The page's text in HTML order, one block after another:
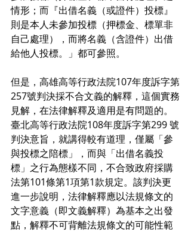
情形；而『出借名義（或證件）投標』
則是本人未參加投標（押標金、標單非
自己處理），而將名義（含證件）出借
給他人投標。」都可參照。
但是，高雄高等行政法院107年度訴字第
257號判決採不合文義的解釋，這個實務
見解，在法律解釋及適用是有問題的。
臺北高等行政法院108年度訴字第299 號
判決意旨，就講得較有道理，僅屬「參
與投標之陪標」，而與「出借名義投
標」之行為態樣不同，不合致政府採購
法第101條第1項第1款規定。該判決更
進一步說明，法律解釋應以法規條文的
文字意義（即文義解釋）為基本之出發
點，解釋不可背離法規條文的可能性範